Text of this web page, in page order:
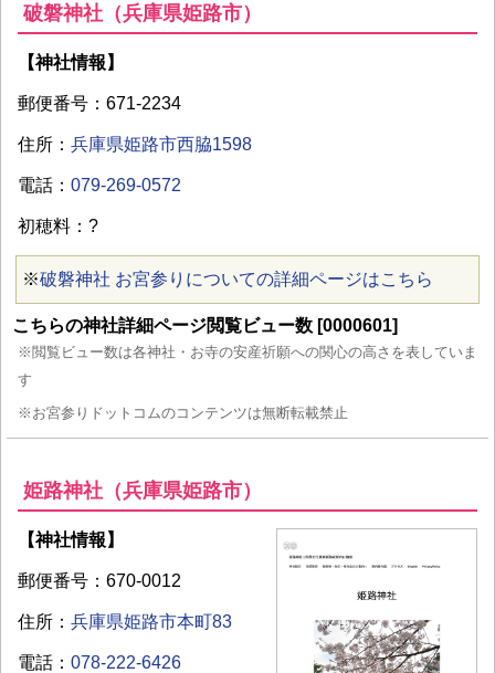
破磐神社（兵庫県姫路市）
【神社情報】
郵便番号：671-2234
住所： 兵庫県姫路市西脇1598
電話： 079-269-0572
初穂料：?
※破磐神社 お宮参りについての詳細ページはこちら
こちらの神社詳細ページ閲覧ビュー数 [0000601]
※閲覧ビュー数は各神社・お寺の安産祈願への関心の高さを表していま
す
※お宮参りドットコムのコンテンツは無断転載禁止
姫路神社（兵庫県姫路市）
【神社情報】
郵便番号：670-0012
住所： 兵庫県姫路市本町83
電話： 078-222-6426